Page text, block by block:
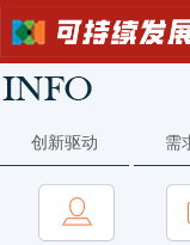
创新驱动 需